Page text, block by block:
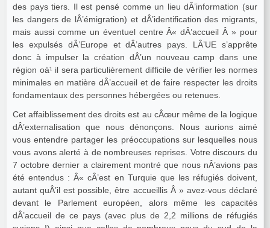
des pays tiers. Il est pensé comme un lieu dÂ’information (sur
les dangers de lÂ’émigration) et dÂ’identification des migrants,
mais aussi comme un éventuel centre Â« dÂ’accueil Â » pour
les expulsés dÂ’Europe et dÂ’autres pays. LÂ’UE s’apprête
donc à impulser la création dÂ’un nouveau camp dans une
région oà¹ il sera particulièrement difficile de vérifier les normes
minimales en matière dÂ’accueil et de faire respecter les droits
fondamentaux des personnes hébergées ou retenues.
Cet affaiblissement des droits est au cÂœur même de la logique
dÂ’externalisation que nous dénonçons. Nous aurions aimé
vous entendre partager les préoccupations sur lesquelles nous
vous avons alerté à de nombreuses reprises. Votre discours du
7 octobre dernier a clairement montré que nous nÂ’avions pas
été entendus : Â« cÂ’est en Turquie que les réfugiés doivent,
autant quÂ’il est possible, être accueillis Â » avez-vous déclaré
devant le Parlement européen, alors même les capacités
dÂ’accueil de ce pays (avec plus de 2,2 millions de réfugiés